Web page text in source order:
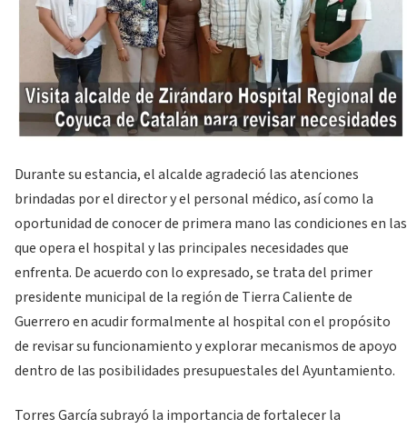
Durante su estancia, el alcalde agradeció las atenciones
brindadas por el director y el personal médico, así como la
oportunidad de conocer de primera mano las condiciones en las
que opera el hospital y las principales necesidades que
enfrenta. De acuerdo con lo expresado, se trata del primer
presidente municipal de la región de Tierra Caliente de
Guerrero en acudir formalmente al hospital con el propósito
de revisar su funcionamiento y explorar mecanismos de apoyo
dentro de las posibilidades presupuestales del Ayuntamiento.
Torres García subrayó la importancia de fortalecer la